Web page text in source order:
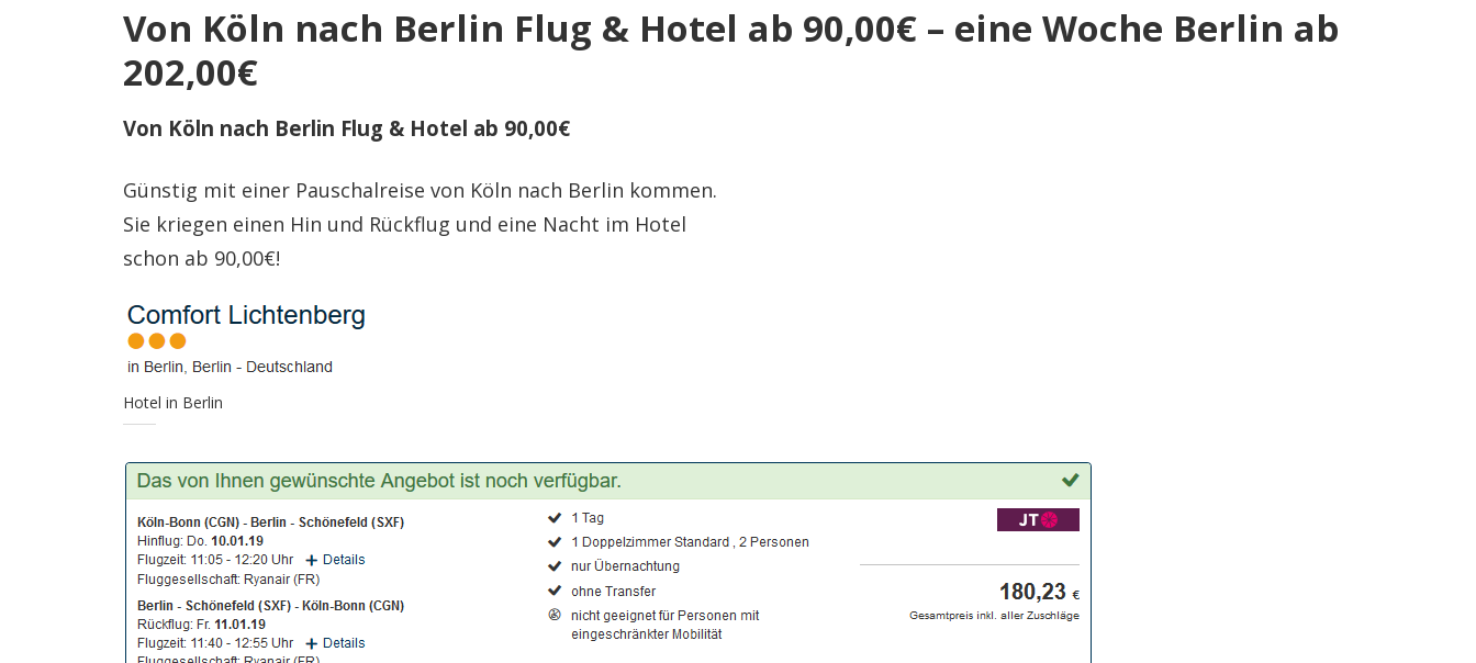
Von Köln nach Berlin Flug & Hotel ab 90,00€ – eine Woche Berlin ab
202,00€
Von Köln nach Berlin Flug & Hotel ab 90,00€
Günstig mit einer Pauschalreise von Köln nach Berlin kommen.
Sie kriegen einen Hin und Rückflug und eine Nacht im Hotel
schon ab 90,00€!
Hotel in Berlin